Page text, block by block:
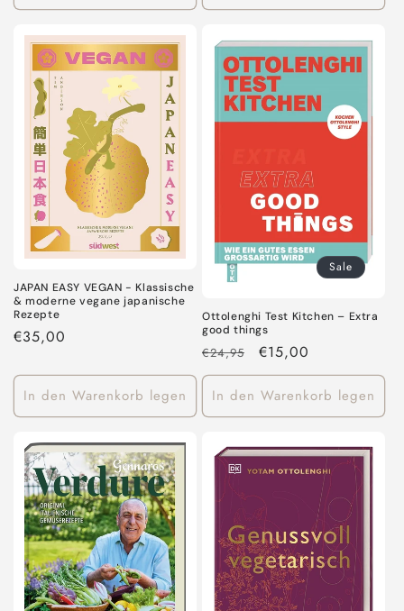
JAPAN EASY VEGAN - Klassische
& moderne vegane japanische
Rezepte
Normaler
€35,00
In den Warenkorb legen
Sale
Ottolenghi Test Kitchen – Extra
good things
Normaler
Preis
€24,95 Verkaufspreis
€15,00
In den Warenkorb legen